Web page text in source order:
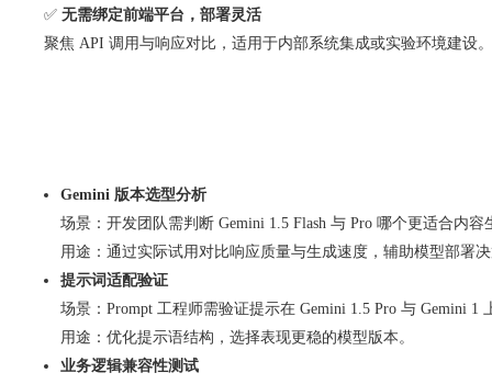
✅ 无需绑定前端平台，部署灵活
聚焦 API 调用与响应对比，适用于内部系统集成或实验环境建设。
Gemini 版本选型分析
场景：开发团队需判断 Gemini 1.5 Flash 与 Pro 哪个更适合内容
用途：通过实际试用对比响应质量与生成速度，辅助模型部署
提示词适配验证
场景：Prompt 工程师需验证提示在 Gemini 1.5 Pro 与 Gemini 1
用途：优化提示语结构，选择表现更稳的模型版本。
业务逻辑兼容性测试